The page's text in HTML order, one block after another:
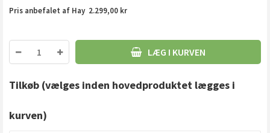
Pris anbefalet af Hay 2.299,00 kr
LÆG I KURVEN
Tilkøb (vælges inden hovedproduktet lægges i
kurven)